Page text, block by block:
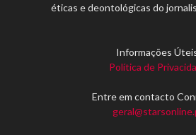
éticas e deontológicas do
Informações
Política de
Entre em contacto